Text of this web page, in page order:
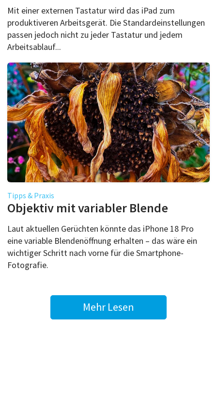
Mit einer externen Tastatur wird das iPad zum
produktiveren Arbeitsgerät. Die Standardeinstellungen
passen jedoch nicht zu jeder Tastatur und jedem
Arbeitsablauf...
Tipps & Praxis
Objektiv mit variabler Blende
Laut aktuellen Gerüchten könnte das iPhone 18 Pro
eine variable Blendenöffnung erhalten – das wäre ein
wichtiger Schritt nach vorne für die Smartphone-
Fotografie.
Mehr Lesen